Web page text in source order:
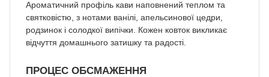
Ароматичний профіль кави наповнений теплом та
святковістю, з нотами ванілі, апельсинової цедри,
родзинок і солодкої випічки. Кожен ковток викликає
відчуття домашнього затишку та радості.
ПРОЦЕС ОБСМАЖЕННЯ